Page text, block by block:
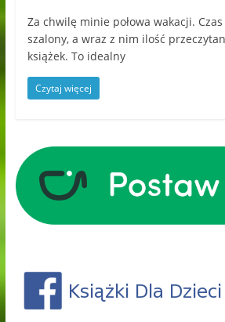
Za chwilę minie połowa wakacji.
szalony, a wraz z nim ilość
książek. To idealny
Czytaj więcej